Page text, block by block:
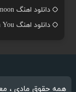
دانلود اهنگ rises the moon از Liana flores + ریمیکس
دانلود اهنگ Fall in Love with You از Montell Fish
همه حقوق مادی ،